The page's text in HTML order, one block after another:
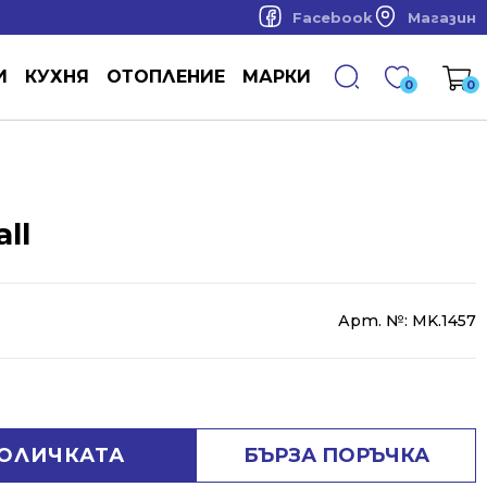
Facebook Магазин
КУХНЯ ОТОПЛЕНИЕ МАРКИ 0 0
Арт. №: MK.1457
БЪРЗА ПОРЪЧКА